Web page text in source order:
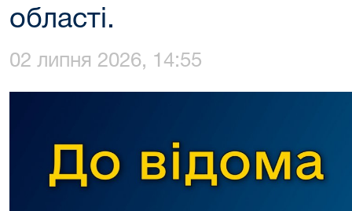
області.
02 липня 2026, 14:55